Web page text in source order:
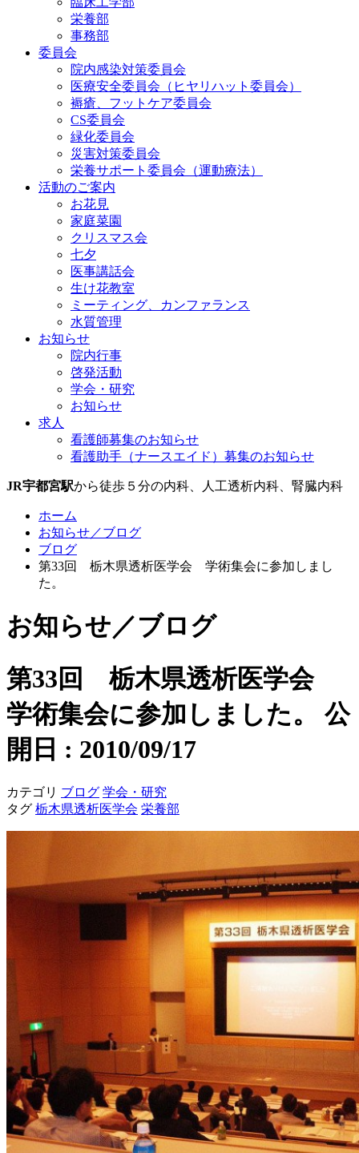
栄養部
事務部
委員会
院内感染対策委員会
医療安全委員会（ヒヤリハット委員会）
褥瘡、フットケア委員会
CS委員会
緑化委員会
災害対策委員会
栄養サポート委員会（運動療法）
活動のご案内
お花見
家庭菜園
クリスマス会
七夕
医事講話会
生け花教室
ミーティング、カンファランス
水質管理
お知らせ
院内行事
啓発活動
学会・研究
お知らせ
求人
看護師募集のお知らせ
看護助手（ナースエイド）募集のお知らせ
JR宇都宮駅から徒歩５分の内科、人工透析内科、腎臓内科
ホーム
お知らせ／ブログ
ブログ
第33回 栃木県透析医学会 学術集会に参加しまし
た。
お知らせ／ブログ
第33回 栃木県透析医学会
学術集会に参加しました。
公
開日 : 2010/09/17
カテゴリ ブログ 学会・研究
タグ 栃木県透析医学会 栄養部